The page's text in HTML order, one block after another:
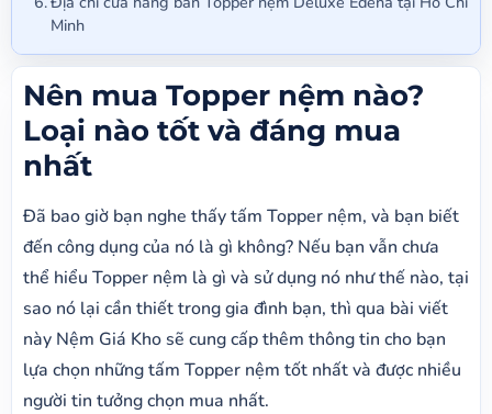
Minh
Nên mua Topper nệm nào?
Loại nào tốt và đáng mua
nhất
Đã bao giờ bạn nghe thấy tấm Topper nệm, và bạn biết
đến công dụng của nó là gì không? Nếu bạn vẫn chưa
thể hiểu Topper nệm là gì và sử dụng nó như thế nào, tại
sao nó lại cần thiết trong gia đình bạn, thì qua bài viết
này Nệm Giá Kho sẽ cung cấp thêm thông tin cho bạn
lựa chọn những tấm Topper nệm tốt nhất và được nhiều
người tin tưởng chọn mua nhất.